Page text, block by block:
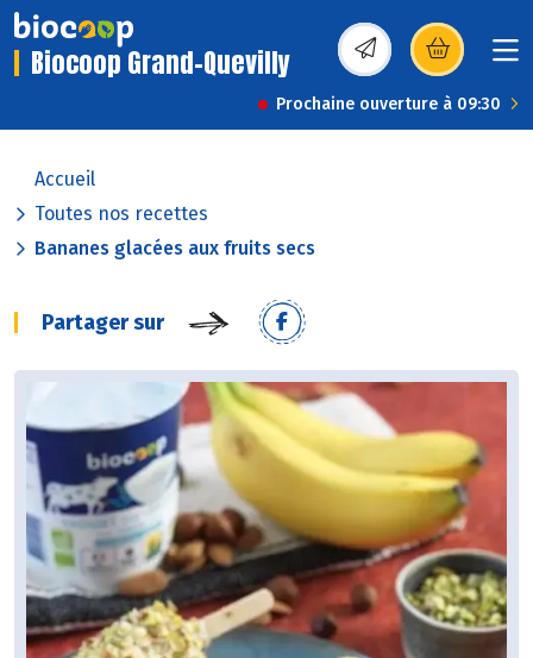
Biocoop Grand-Quevilly (s’ouvre dans une
Prochaine ouverture à 09:30
Accueil
Toutes nos recettes
Bananes glacées aux fruits secs
Partager sur